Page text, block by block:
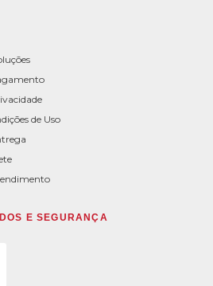
de Uso
E SEGURANÇA